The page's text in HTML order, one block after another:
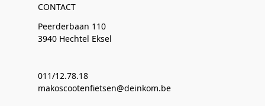
CONTACT
Peerderbaan 110
3940 Hechtel Eksel
011/12.78.18
makoscootenfietsen@deinkom.be